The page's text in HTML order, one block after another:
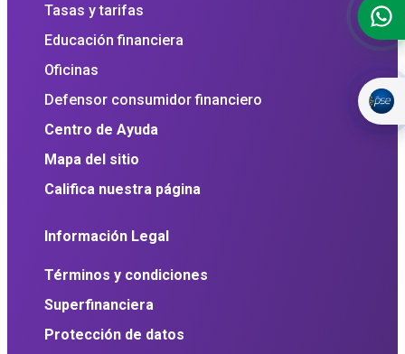
Tasas y tarifas
Educación financiera
Oficinas
Defensor consumidor financiero
Centro de Ayuda
Mapa del sitio
Califica nuestra página
Información Legal
Términos y condiciones
Superfinanciera
Protección de datos